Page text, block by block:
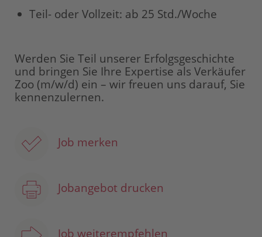
Teil- oder Vollzeit: ab 25 Std./Woche
Werden Sie Teil unserer Erfolgsgeschichte
und bringen Sie Ihre Expertise als Verkäufer
Zoo (m/w/d) ein – wir freuen uns darauf, Sie
kennenzulernen.
Job merken
Jobangebot drucken
Job weiterempfehlen